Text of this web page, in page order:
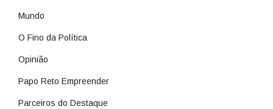
Mundo
O Fino da Política
Opinião
Papo Reto Empreender
Parceiros do Destaque